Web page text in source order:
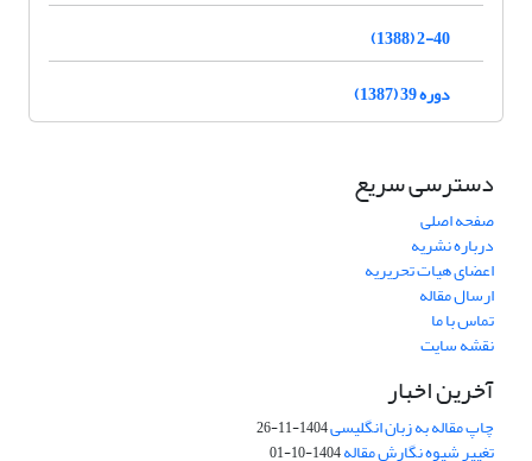
2-40 (1388)
دوره 39 (1387)
دسترسی سریع
صفحه اصلی
درباره نشریه
اعضای هیات تحریریه
ارسال مقاله
تماس با ما
نقشه سایت
آخرین اخبار
چاپ مقاله به زبان انگلیسی1404-11-26
تغییر شیوه نگارش مقاله1404-10-01